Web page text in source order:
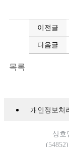
이전글
다음글
목록
개인정보처
상호